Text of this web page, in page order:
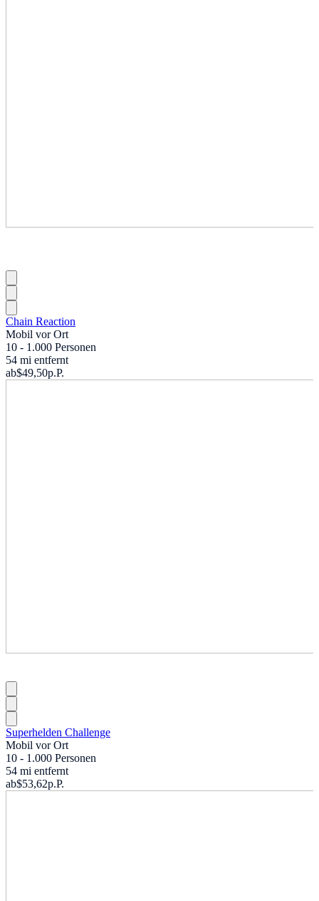
Chain Reaction
Mobil vor Ort
10 - 1.000 Personen
54 mi entfernt
ab$49,50p.P.
Superhelden Challenge
Mobil vor Ort
10 - 1.000 Personen
54 mi entfernt
ab$53,62p.P.